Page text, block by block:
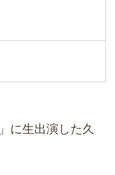
に生出演した久